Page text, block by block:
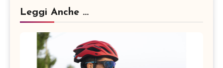
Leggi Anche ...